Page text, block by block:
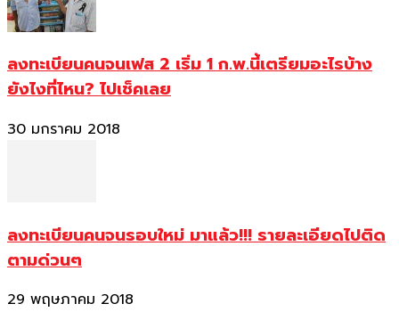
ลงทะเบียนคนจนเฟส 2 เริ่ม 1 ก.พ.นี้เตรียมอะไรบ้าง
ยังไงที่ไหน? ไปเช็คเลย
30 มกราคม 2018
ลงทะเบียนคนจนรอบใหม่ มาแล้ว!!! รายละเอียดไปติด
ตามด่วนๆ
29 พฤษภาคม 2018